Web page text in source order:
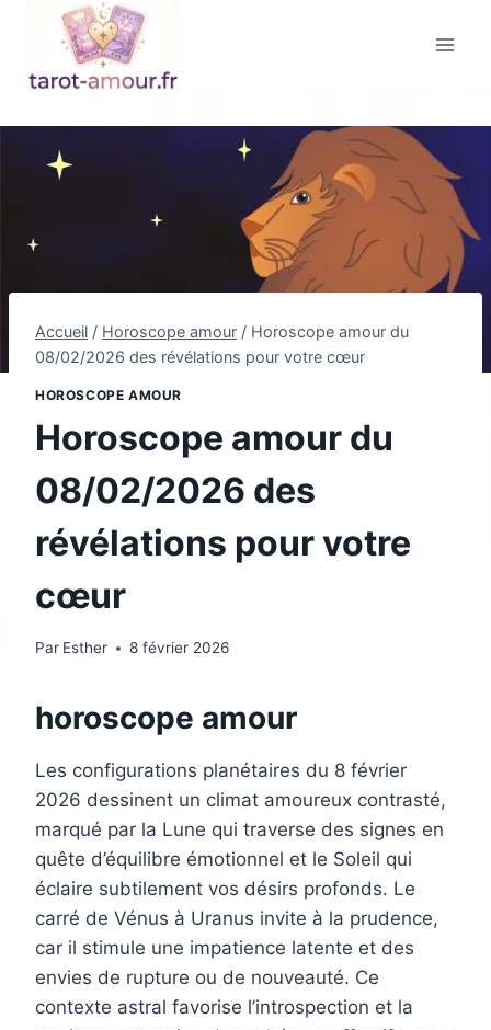
contenu
Accueil / Horoscope amour / Horoscope amour du
08/02/2026 des révélations pour votre cœur
HOROSCOPE AMOUR
Horoscope amour du
08/02/2026 des
révélations pour votre
cœur
Par Esther 8 février 2026
horoscope amour
Les configurations planétaires du 8 février
2026 dessinent un climat amoureux contrasté,
marqué par la Lune qui traverse des signes en
quête d’équilibre émotionnel et le Soleil qui
éclaire subtilement vos désirs profonds. Le
carré de Vénus à Uranus invite à la prudence,
car il stimule une impatience latente et des
envies de rupture ou de nouveauté. Ce
contexte astral favorise l’introspection et la